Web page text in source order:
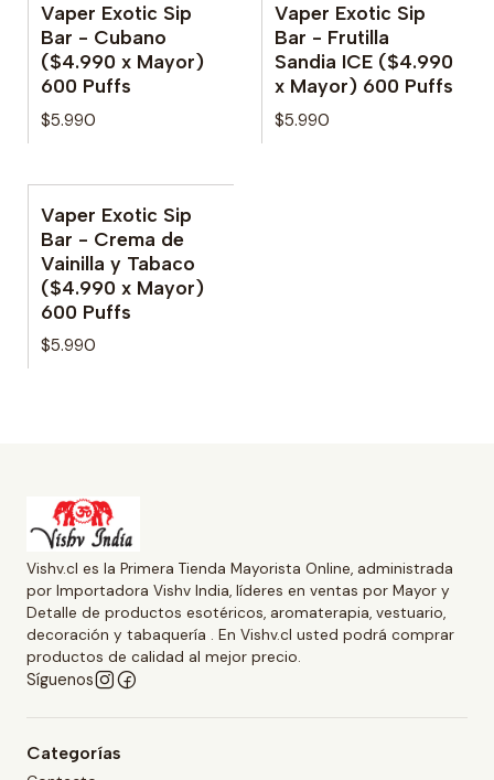
Vaper Exotic Sip
Bar - Cubano
($4.990 x Mayor)
600 Puffs
$5.990
Vaper Exotic Sip
Bar - Frutilla
Sandia ICE ($4.990
x Mayor) 600 Puffs
$5.990
Vaper Exotic Sip
Bar - Crema de
Vainilla y Tabaco
($4.990 x Mayor)
600 Puffs
$5.990
Vishv.cl es la Primera Tienda Mayorista Online, administrada
por Importadora Vishv India, líderes en ventas por Mayor y
Detalle de productos esotéricos, aromaterapia, vestuario,
decoración y tabaquería . En Vishv.cl usted podrá comprar
productos de calidad al mejor precio.
Síguenos
Categorías